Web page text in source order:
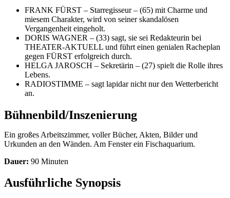
FRANK FÜRST – Starregisseur – (65) mit Charme und
miesem Charakter, wird von seiner skandalösen
Vergangenheit eingeholt.
DORIS WAGNER – (33) sagt, sie sei Redakteurin bei
THEATER-AKTUELL und führt einen genialen Racheplan
gegen FÜRST erfolgreich durch.
HELGA JAROSCH – Sekretärin – (27) spielt die Rolle ihres
Lebens.
RADIOSTIMME – sagt lapidar nicht nur den Wetterbericht
an.
Bühnenbild/Inszenierung
Ein großes Arbeitszimmer, voller Bücher, Akten, Bilder und
Urkunden an den Wänden. Am Fenster ein Fischaquarium.
Dauer: 90 Minuten
Ausführliche Synopsis